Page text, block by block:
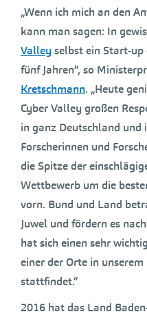
„Wenn ich mich an den
kann man sagen: In
Valleyselbst ein Start-up
fünf Jahren“, so
Kretschmann. „Heute
Cyber Valley großen
in ganz Deutschland
Forscherinnen und
die Spitze der
Wettbewerb um die
vorn. Bund und Land
Juwel und fördern es
hat sich einen sehr
einer der Orte in
stattfindet.“
2016 hat das Land